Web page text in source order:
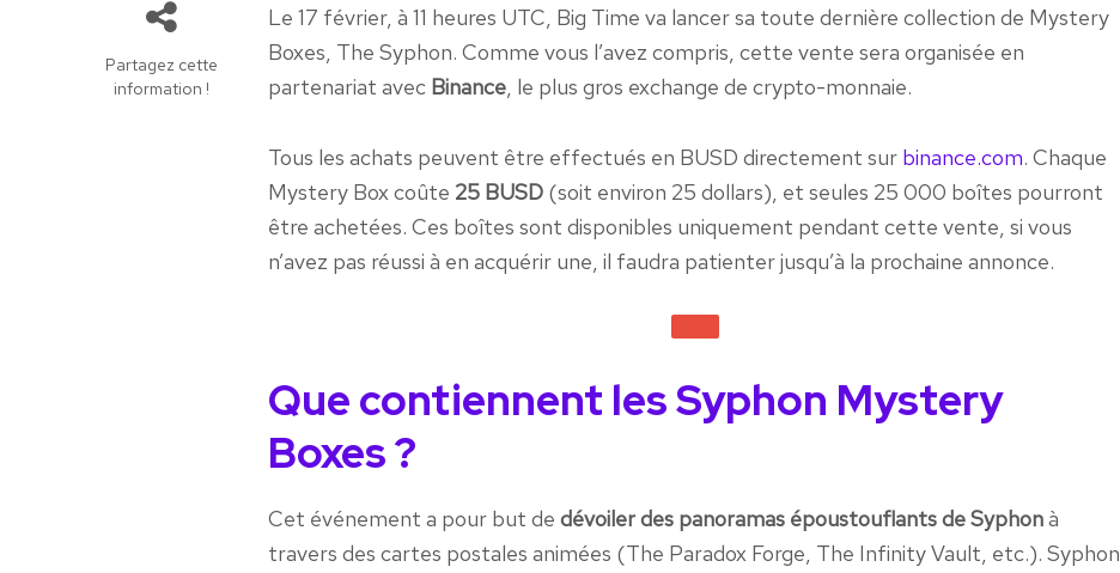
Partagez cette
information !
Le 17 février, à 11 heures UTC, Big Time va lancer sa toute dernière collection de Mystery
Boxes, The Syphon. Comme vous l’avez compris, cette vente sera organisée en
partenariat avec Binance, le plus gros exchange de crypto-monnaie.
Tous les achats peuvent être effectués en BUSD directement sur binance.com. Chaque
Mystery Box coûte 25 BUSD (soit environ 25 dollars), et seules 25 000 boîtes pourront
être achetées. Ces boîtes sont disponibles uniquement pendant cette vente, si vous
n’avez pas réussi à en acquérir une, il faudra patienter jusqu’à la prochaine annonce.
Que contiennent les Syphon Mystery
Boxes ?
Cet événement a pour but dedévoiler des panoramas époustouflants de Syphonà
travers des cartes postales animées (The Paradox Forge, The Infinity Vault, etc.). Syphon